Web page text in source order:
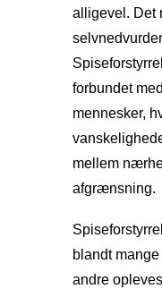
alligevel. Det
forbundet
mennesker,
mellem
afgrænsning.
blandt
andre